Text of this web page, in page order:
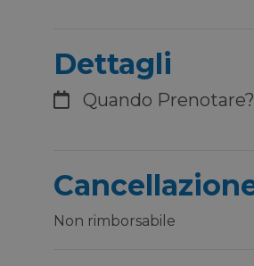
Dettagli
Quando Prenotare?
Non rimborsabile